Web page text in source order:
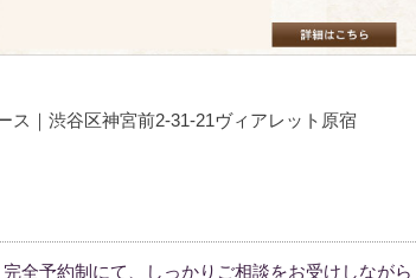
ス｜渋谷区神宮前2-31-21ヴィアレット原宿
全予約制にて、しっかりご相談をお受けしながら